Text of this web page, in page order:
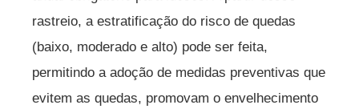
rastreio, a estratificação do risco de quedas
(baixo, moderado e alto) pode ser feita,
permitindo a adoção de medidas preventivas que
evitem as quedas, promovam o envelhecimento